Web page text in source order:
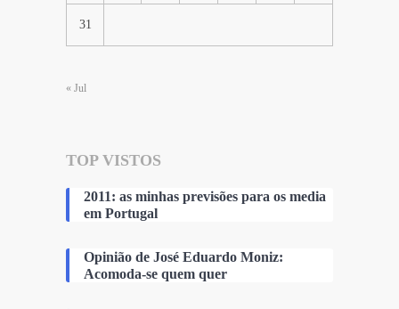
31
« Jul
TOP VISTOS
2011: as minhas previsões para os media
em Portugal
Opinião de José Eduardo Moniz:
Acomoda-se quem quer